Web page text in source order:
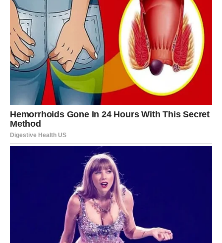
Zatim uzmite komad aluminijumske folije, dovoljne
veličine da može u potpunosti obaviti jedno jaje. Stavite
jaje u sredinu folije, lagano ga obmotajte, ali nemojte
foliju zategnuti – važno je da folija ostane naborana jer
upravo ti nabori stvarajumramorirani efekat
Tako umotano jaje potopite u farbu za jaja po izboru.
Možete koristiti klasične prehrambene boje rastvorene u
toploj vodi s dodatkom sirćeta, ili komercijalne boje koje
dolaze u setovima za farbanje.